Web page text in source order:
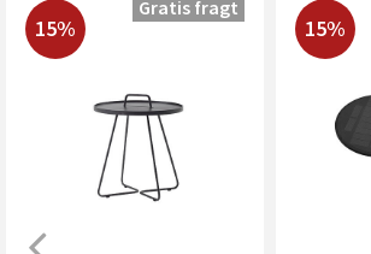
15%
Gratis fragt
15%